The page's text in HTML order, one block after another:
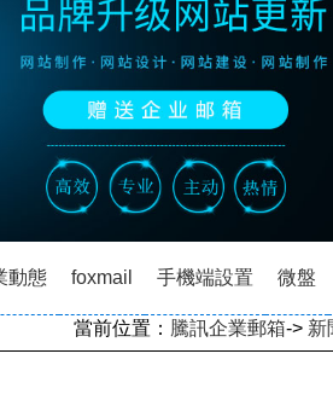
動態 foxmail 手機端設置 微盤
當前位置： 騰訊企業郵箱-> 新